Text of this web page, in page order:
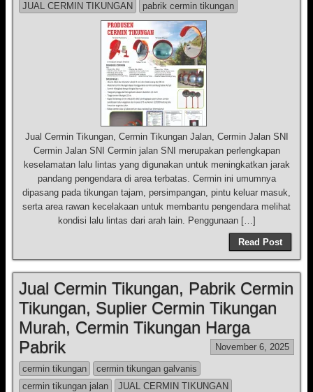
JUAL CERMIN TIKUNGAN
pabrik cermin tikungan
Jual Cermin Tikungan, Cermin Tikungan Jalan, Cermin Jalan SNI
Cermin Jalan SNI Cermin jalan SNI merupakan perlengkapan
keselamatan lalu lintas yang digunakan untuk meningkatkan jarak
pandang pengendara di area terbatas. Cermin ini umumnya
dipasang pada tikungan tajam, persimpangan, pintu keluar masuk,
serta area rawan kecelakaan untuk membantu pengendara melihat
kondisi lalu lintas dari arah lain. Penggunaan […]
Read Post
Jual Cermin Tikungan, Pabrik Cermin
Tikungan, Suplier Cermin Tikungan
Murah, Cermin Tikungan Harga
Pabrik
November 6, 2025
cermin tikungan
cermin tikungan galvanis
cermin tikungan jalan
JUAL CERMIN TIKUNGAN